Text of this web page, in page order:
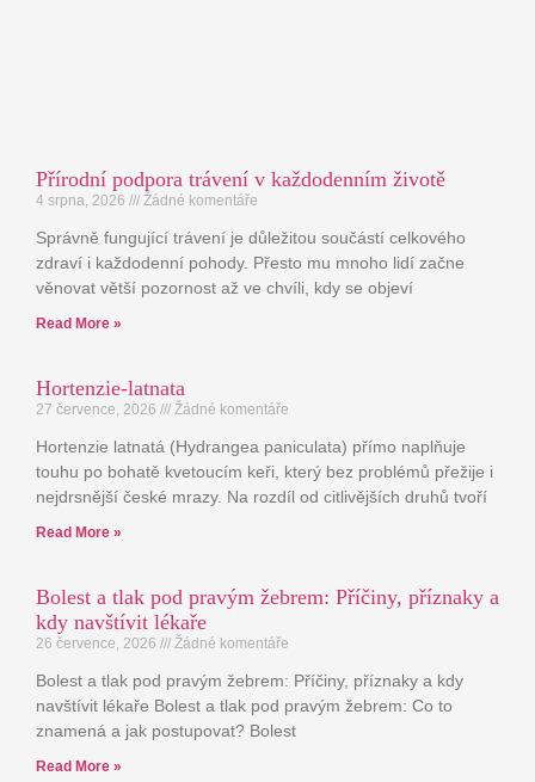
Přírodní podpora trávení v každodenním životě
4 srpna, 2026 Žádné komentáře
Správně fungující trávení je důležitou součástí celkového
zdraví i každodenní pohody. Přesto mu mnoho lidí začne
věnovat větší pozornost až ve chvíli, kdy se objeví
Read More »
Hortenzie-latnata
27 července, 2026 Žádné komentáře
Hortenzie latnatá (Hydrangea paniculata) přímo naplňuje
touhu po bohatě kvetoucím keři, který bez problémů přežije i
nejdrsnější české mrazy. Na rozdíl od citlivějších druhů tvoří
Read More »
Bolest a tlak pod pravým žebrem: Příčiny, příznaky a
kdy navštívit lékaře
26 července, 2026 Žádné komentáře
Bolest a tlak pod pravým žebrem: Příčiny, příznaky a kdy
navštívit lékaře Bolest a tlak pod pravým žebrem: Co to
znamená a jak postupovat? Bolest
Read More »